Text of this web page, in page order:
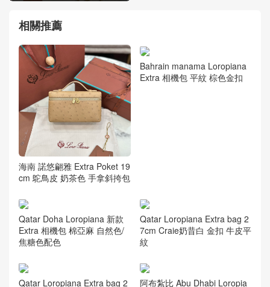
相關推薦
海南 諾悠翩雅 Extra Poket 19
cm 鴕鳥皮 奶茶色 手拿斜挎包
Bahrain manama Loropiana
Extra 相機包 平紋 棕色金扣
Qatar Doha Loropiana 新款
Extra 相機包 棉亞麻 自然色/
焦糖色配色
Qatar Loropiana Extra bag 2
7cm Craie奶昔白 金扣 牛皮平
紋
Qatar Loropiana Extra bag 2 阿布紮比 Abu Dhabi Loropia